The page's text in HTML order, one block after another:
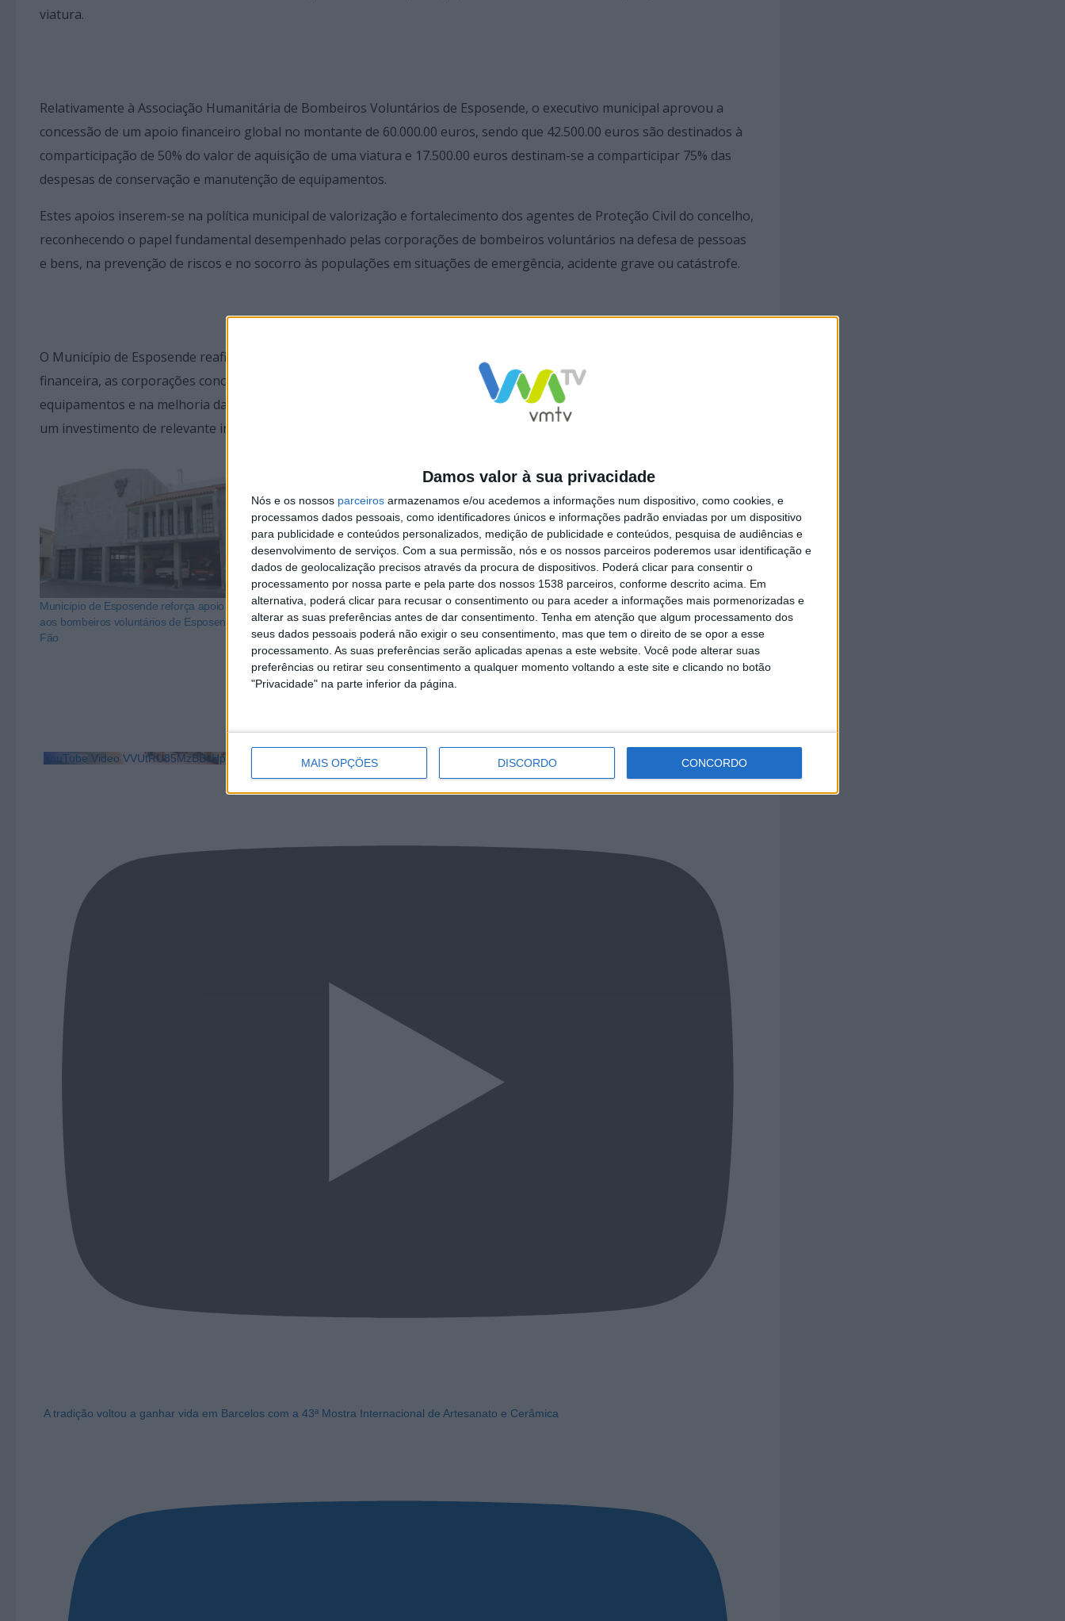
Damos valor à sua privacidade
Nós e os nossos parceiros armazenamos e/ou acedemos a informações num dispositivo, como cookies, e
processamos dados pessoais, como identificadores únicos e informações padrão enviadas por um dispositivo
para publicidade e conteúdos personalizados, medição de publicidade e conteúdos, pesquisa de audiências e
desenvolvimento de serviços. Com a sua permissão, nós e os nossos parceiros poderemos usar identificação e
dados de geolocalização precisos através da procura de dispositivos. Poderá clicar para consentir o
processamento por nossa parte e pela parte dos nossos 1538 parceiros, conforme descrito acima. Em
alternativa, poderá clicar para recusar o consentimento ou para aceder a informações mais pormenorizadas e
alterar as suas preferências antes de dar consentimento. Tenha em atenção que algum processamento dos
seus dados pessoais poderá não exigir o seu consentimento, mas que tem o direito de se opor a esse
processamento. As suas preferências serão aplicadas apenas a este website. Você pode alterar suas
preferências ou retirar seu consentimento a qualquer momento voltando a este site e clicando no botão
"Privacidade" na parte inferior da página.
MAIS OPÇÕES DISCORDO CONCORDO
viatura.
Relativamente à Associação Humanitária de Bombeiros Voluntários de Esposende, o executivo municipal aprovou a
concessão de um apoio financeiro global no montante de 60.000.00 euros, sendo que 42.500.00 euros são destinados à
comparticipação de 50% do valor de aquisição de uma viatura e 17.500.00 euros destinam-se a comparticipar 75% das
despesas de conservação e manutenção de equipamentos.
Estes apoios inserem-se na política municipal de valorização e fortalecimento dos agentes de Proteção Civil do concelho,
reconhecendo o papel fundamental desempenhado pelas corporações de bombeiros voluntários na defesa de pessoas
e bens, na prevenção de riscos e no socorro às populações em situações de emergência, acidente grave ou catástrofe.
O Município de Esposende reafirma, assim, o seu compromisso de continuar a apoiar, dentro da sua disponibilidade
financeira, as corporações concelhias, nomeadamente através da comparticipação na aquisição de viaturas,
equipamentos e na melhoria das condições operacionais e de trabalho dos seus elementos, por considerar tratar-se de
um investimento de relevante interesse público em prol da segurança e bem-estar da comunidade.
Município de Esposende reforça apoio anual
aos bombeiros voluntários de Esposende e de
Fão
Município de Esposende atribuiu cerca de 105
mil euros a Juntas de Freguesia e Bombeiros
Voluntários de Fão
Município de Esposende comparticipa obras
no quartel dos Bombeiros de Fão
YouTube Video VVUtRU85MzBBcHpOcU5BUnpKX0wyV1ZBLmNCa2l2ckl3RkxJ
A tradição voltou a ganhar vida em Barcelos com a 43ª Mostra Internacional de Artesanato e Cerâmica